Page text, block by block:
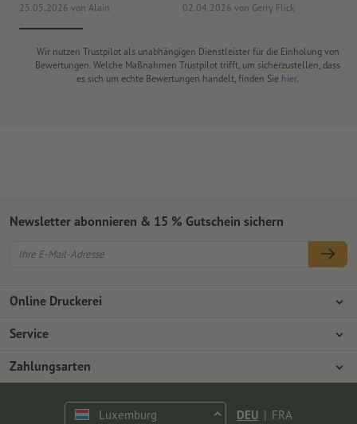
25.05.2026 von Alain 02.04.2026 von Gerry Flick
Wir nutzen Trustpilot als unabhängigen Dienstleister für die Einholung von
Bewertungen. Welche Maßnahmen Trustpilot trifft, um sicherzustellen, dass
es sich um echte Bewertungen handelt, finden Sie hier.
Online Druckerei
Über Onlineprinters
Presse
Umweltschutz
Service
Zahlungsarten
Reklamation
Zahlungsarten
Newsletter abonnieren & 15 % Gutschein sichern
Luxemburg DEU | FRA